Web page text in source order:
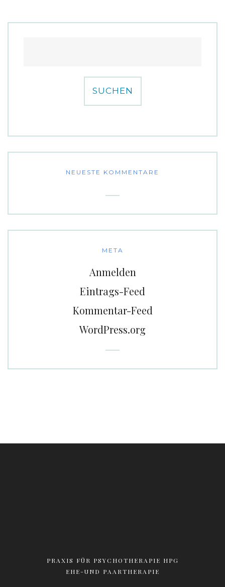
NEUESTE KOMMENTARE
META
Anmelden
Eintrags-Feed
Kommentar-Feed
WordPress.org
PRAXIS FÜR PSYCHOTHERAPIE HPG
EHE-UND PAARTHERAPIE